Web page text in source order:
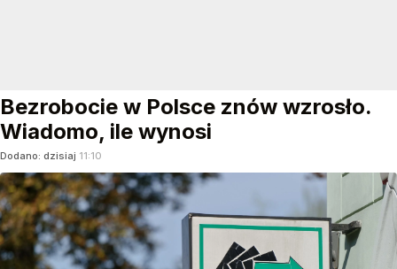
Bezrobocie w Polsce znów wzrosło.
Wiadomo, ile wynosi
Dodano: dzisiaj 11:10